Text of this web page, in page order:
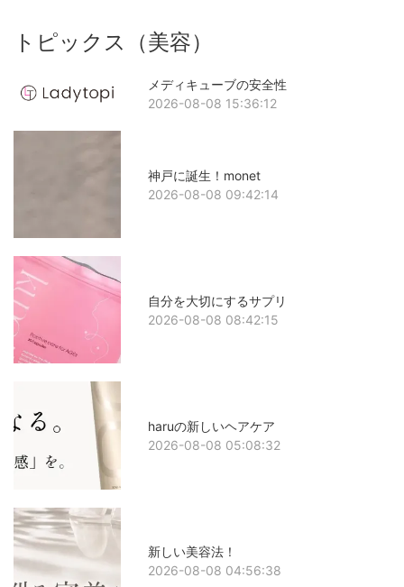
トピックス（美容）
メディキューブの安全性
2026-08-08 15:36:12
神戸に誕生！monet
2026-08-08 09:42:14
自分を大切にするサプリ
2026-08-08 08:42:15
haruの新しいヘアケア
2026-08-08 05:08:32
新しい美容法！
2026-08-08 04:56:38